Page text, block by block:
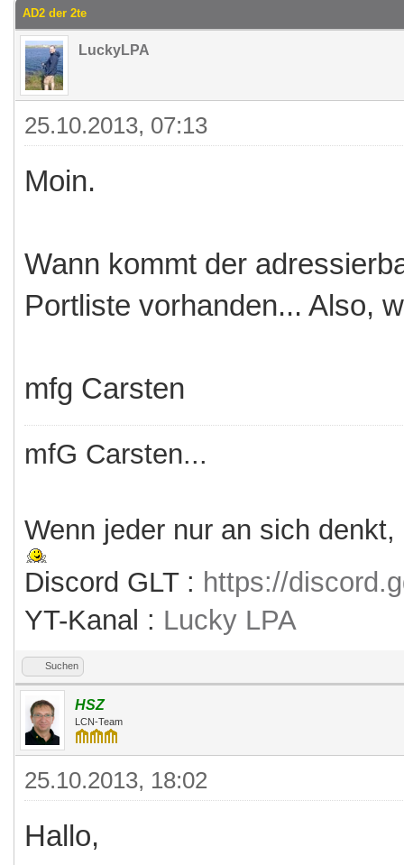
AD2 der 2te
LuckyLPA
25.10.2013, 07:13
Moin.
Wann kommt der
Portliste vorhanden... Also,
mfg Carsten
mfG Carsten...
Wenn jeder nur an sich
Discord GLT : https://
YT-Kanal : Lucky LPA
Suchen
HSZ
LCN-Team
25.10.2013, 18:02
Hallo,